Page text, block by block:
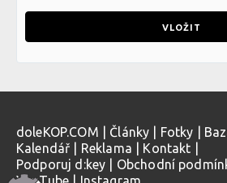
doleKOP.COM Články Fotky
Kalendář
Reklama Kontakt
Podporuj d:key
Obchodní